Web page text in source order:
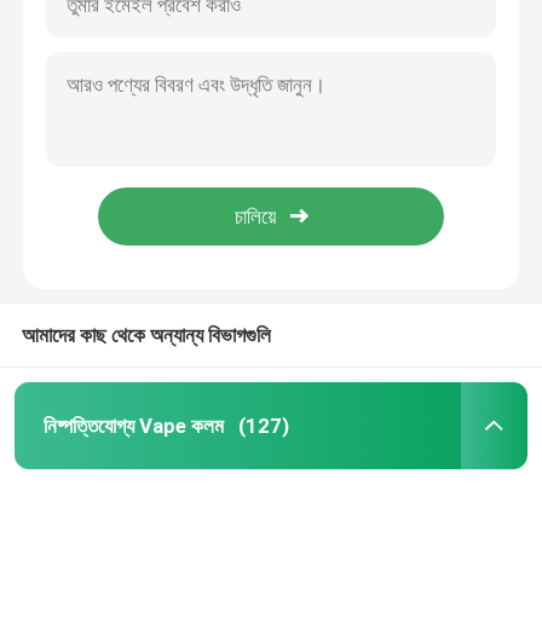
আমাদের কাছ থেকে অন্যান্য বিভাগগুলি
নিষ্পত্তিযোগ্য Vape কলম (127)